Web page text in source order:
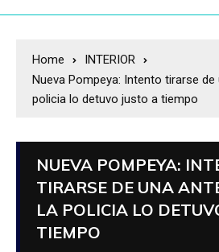
Home
INTERIOR
Nueva Pompeya: Intento tirarse de
policia lo detuvo justo a tiempo
NUEVA POMPEYA:
TIRARSE DE UNA
LA POLICIA LO
TIEMPO